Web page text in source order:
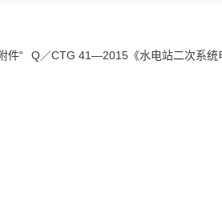
件“ Q／CTG 41—2015《水电站二次系统